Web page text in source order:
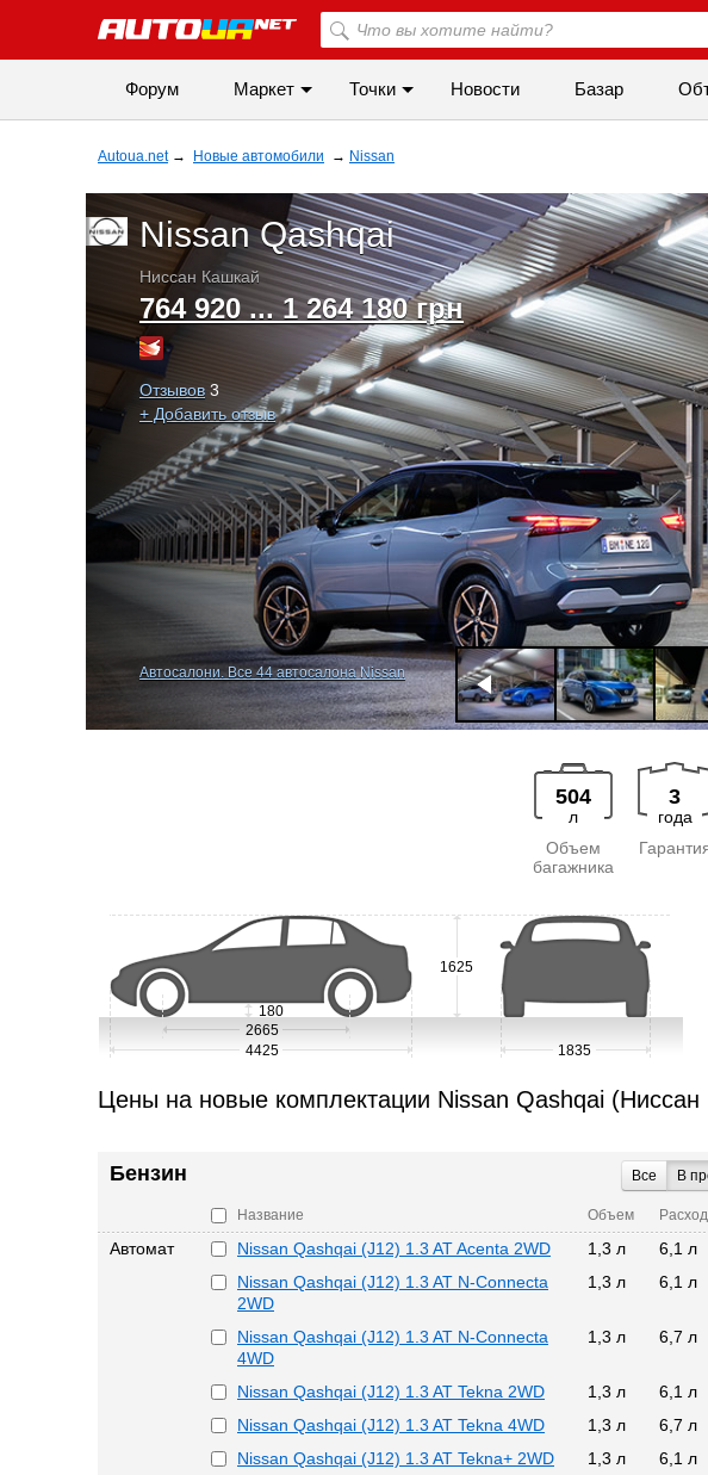
Форум Маркет Точки Новости Базар
Autoua.net → Новые автомобили → Nissan
Nissan Qashqai
Ниссан Кашкай
764 920 ... 1 264 180 грн
Отзывов 3
+ Добавить отзыв
Автосалони. Все 44 автосалона Nissan
504
л
Объем
багажника
3
года
4425
2665
180
1625
1835
Цены на новые комплектации Nissan Qashqai
Бензин Все В
Название Объем Расход
Автомат Nissan Qashqai (J12) 1.3 AT Acenta 2WD 1,3 л 6,1 л
Nissan Qashqai (J12) 1.3 AT N-Connecta
2WD
1,3 л 6,1 л
Nissan Qashqai (J12) 1.3 AT N-Connecta
4WD
1,3 л 6,7 л
Nissan Qashqai (J12) 1.3 AT Tekna 2WD 1,3 л 6,1 л
Nissan Qashqai (J12) 1.3 AT Tekna 4WD
1,3 л 6,7 л
Nissan Qashqai (J12) 1.3 AT Tekna+ 2WD
1,3 л 6,1 л